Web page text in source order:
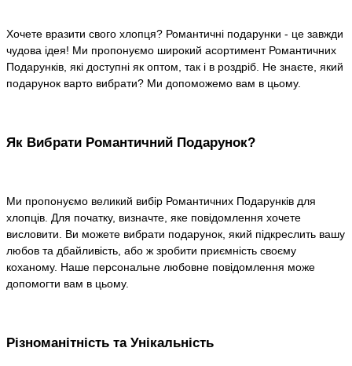
Хочете вразити свого хлопця? Романтичні подарунки - це завжди
чудова ідея! Ми пропонуємо широкий асортимент Романтичних
Подарунків, які доступні як оптом, так і в роздріб. Не знаєте, який
подарунок варто вибрати? Ми допоможемо вам в цьому.
Як Вибрати Романтичний Подарунок?
Ми пропонуємо великий вибір Романтичних Подарунків для
хлопців. Для початку, визначте, яке повідомлення хочете
висловити. Ви можете вибрати подарунок, який підкреслить вашу
любов та дбайливість, або ж зробити приємність своєму
коханому. Наше персональне любовне повідомлення може
допомогти вам в цьому.
Різноманітність та Унікальність